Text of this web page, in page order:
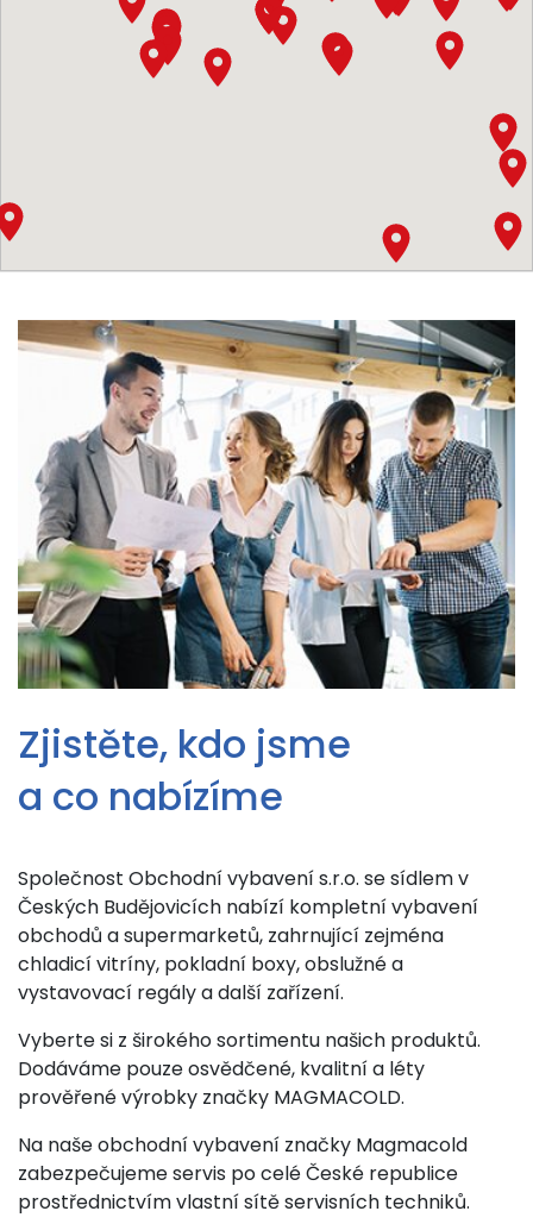
Zjistěte, kdo jsme
a co nabízíme
Společnost Obchodní vybavení s.r.o. se sídlem v
Českých Budějovicích nabízí kompletní vybavení
obchodů a supermarketů, zahrnující zejména
chladicí vitríny, pokladní boxy, obslužné a
vystavovací regály a další zařízení.
Vyberte si z širokého sortimentu našich produktů.
Dodáváme pouze osvědčené, kvalitní a léty
prověřené výrobky značky MAGMACOLD.
Na naše obchodní vybavení značky Magmacold
zabezpečujeme servis po celé České republice
prostřednictvím vlastní sítě servisních techniků.